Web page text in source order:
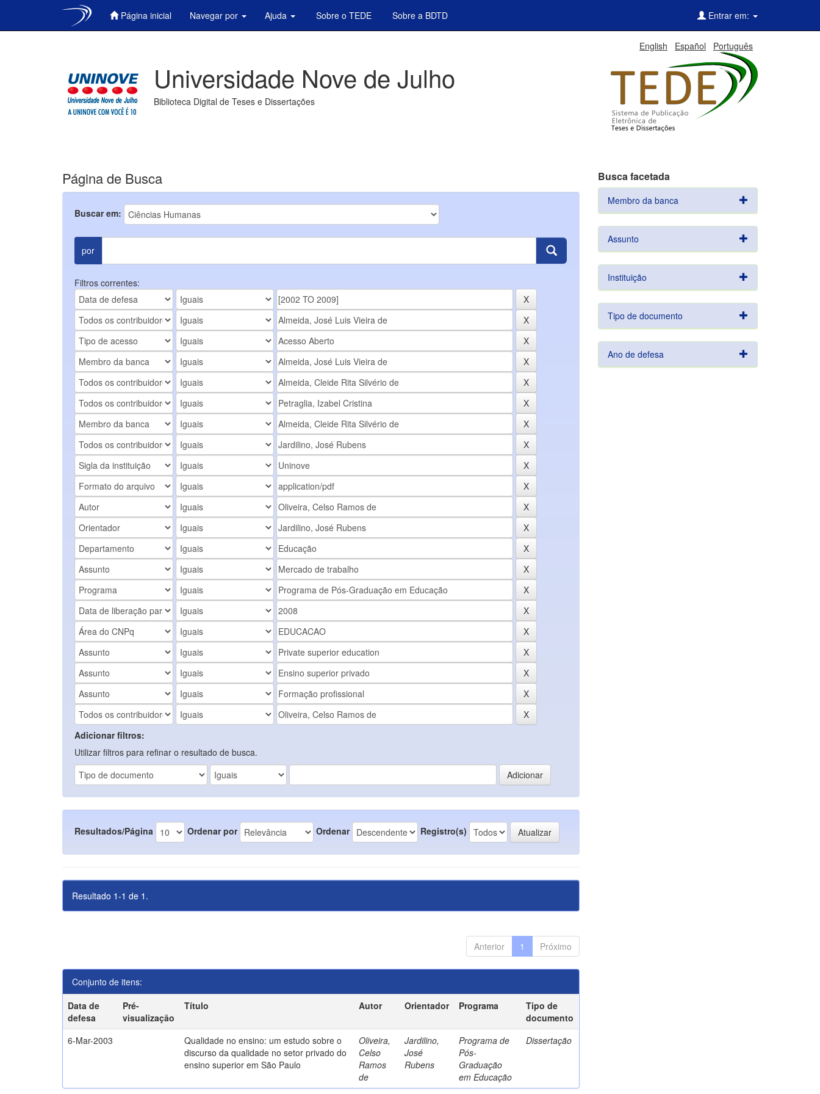
Página inicial Navegar por Ajuda Sobre o TEDE Sobre a BDTD Entrar em:
English Español Português
Universidade Nove de Julho
Biblioteca Digital de Teses e Dissertações
Página de Busca
Buscar em:
por
Filtros correntes:
Adicionar filtros:
Utilizar filtros para refinar o resultado de busca.
Resultados/Página Ordenar por Ordenar Registro(s)
Resultado 1-1 de 1.
Anterior 1 Próximo
Conjunto de itens:
Data de
defesa
Pré-
visualização
Título Autor Orientador Programa
Tipo de
documento
6-Mar-2003
Qualidade no ensino: um estudo sobre o
discurso da qualidade no setor privado do
ensino superior em São Paulo
Oliveira,
Celso
Ramos
de
Jardilino,
José
Rubens
Programa de
Pós-
Graduação
em Educação
Dissertação
Busca facetada
Membro da banca
Assunto
Instituição
Tipo de documento
Ano de defesa